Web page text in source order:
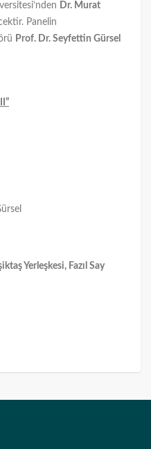
Dr. Murat
Panelin
Prof. Dr. Seyfettin Gürsel
Yerleşkesi, Fazıl Say